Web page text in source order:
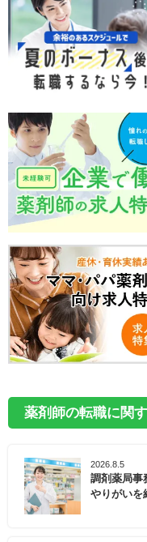
薬剤師の転職に関
2026.8.5
調剤薬局事
やりがいを